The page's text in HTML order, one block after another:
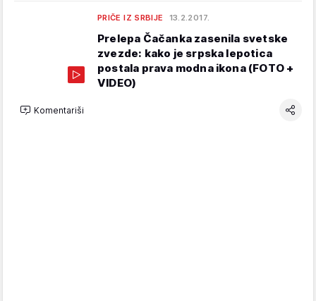
PRIČE IZ SRBIJE 13.2.2017.
Prelepa Čačanka zasenila svetske
zvezde: kako je srpska lepotica
postala prava modna ikona (FOTO +
VIDEO)
Komentariši